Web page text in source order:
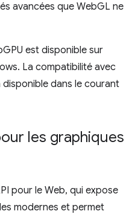
avancées que WebGL ne
est disponible sur
La compatibilité avec
dans le courant
les graphiques
pour le Web, qui expose
modernes et permet